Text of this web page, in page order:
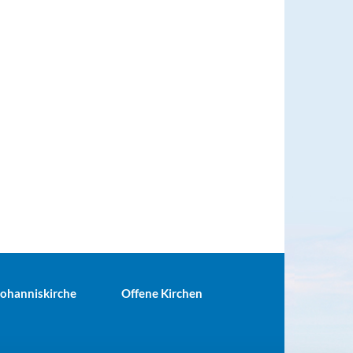
Offene Kirchen